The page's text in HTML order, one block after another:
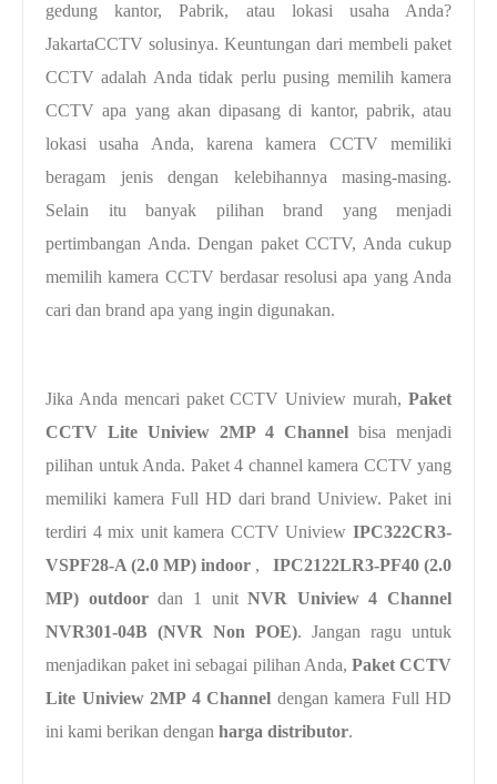
gedung kantor, Pabrik, atau lokasi usaha Anda?
JakartaCCTV solusinya. Keuntungan dari membeli paket
CCTV adalah Anda tidak perlu pusing memilih kamera
CCTV apa yang akan dipasang di kantor, pabrik, atau
lokasi usaha Anda, karena kamera CCTV memiliki
beragam jenis dengan kelebihannya masing-masing.
Selain itu banyak pilihan brand yang menjadi
pertimbangan Anda. Dengan paket CCTV, Anda cukup
memilih kamera CCTV berdasar resolusi apa yang Anda
cari dan brand apa yang ingin digunakan.
Jika Anda mencari paket CCTV Uniview murah, Paket
CCTV Lite Uniview 2MP 4 Channel bisa menjadi
pilihan untuk Anda. Paket 4 channel kamera CCTV yang
memiliki kamera Full HD dari brand Uniview. Paket ini
terdiri 4 mix unit kamera CCTV Uniview IPC322CR3-
VSPF28-A (2.0 MP) indoor , IPC2122LR3-PF40 (2.0
MP) outdoordan 1 unitNVR Uniview 4 Channel
NVR301-04B (NVR Non POE). Jangan ragu untuk
menjadikan paket ini sebagai pilihan Anda, Paket CCTV
Lite Uniview 2MP 4 Channel dengan kamera Full HD
ini kami berikan dengan harga distributor.